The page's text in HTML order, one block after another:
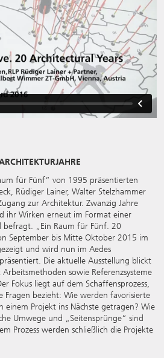
für Fünf“ von 1995 präsentierten
Rüdiger Lainer, Walter Stelzhammer
zur Architektur. Zwanzig Jahre
ihr Wirken erneut im Format einer
„Ein Raum für Fünf. 20
September bis Mitte Oktober 2015 im
und wird nun im Aedes
Die aktuelle Ausstellung blickt
sowie Referenzsysteme
Fokus liegt auf dem Schaffensprozess,
Fragen bezieht: Wie werden favorisierte
einem Projekt ins Nächste getragen? Wie
Umwege und „Seitensprünge“ sind
Prozess werden schließlich die Projekte